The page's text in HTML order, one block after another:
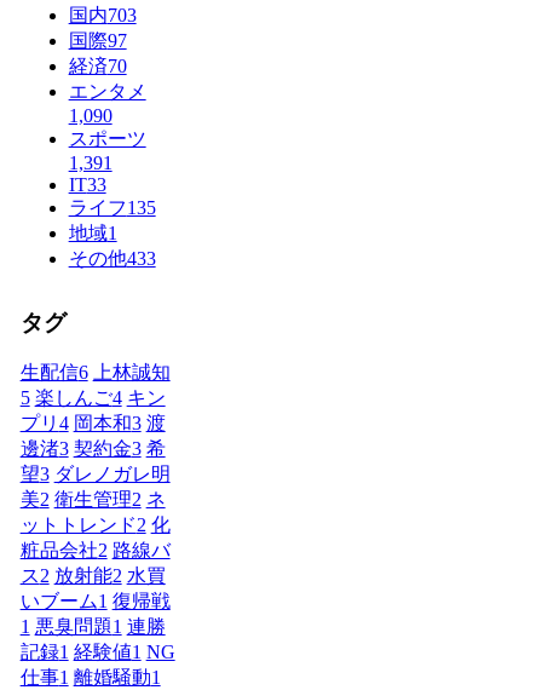
国内703
国際97
経済70
エンタメ
1,090
スポーツ
1,391
IT33
ライフ135
地域1
その他433
タグ
生配信6
上林誠知
5 楽しんご4 キン
プリ 4 岡本和3 渡
邊渚3 契約金3 希
望3 ダレノガレ明
美2 衛生管理2 ネ
ットトレンド2 化
粧品会社2 路線バ
ス2 放射能2 水買
いブーム1 復帰戦
1 悪臭問題1 連勝
記録1 経験値1 NG
仕事1 離婚騒動1